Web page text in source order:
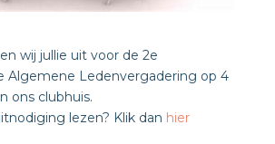
wij jullie uit voor de 2e
Algemene Ledenvergadering op 4
ons clubhuis.
lezen? Klik dan hier